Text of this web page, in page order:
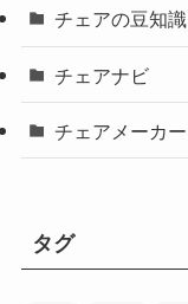
チェアの豆知識
チェアナビ
チェアメーカー
タグ